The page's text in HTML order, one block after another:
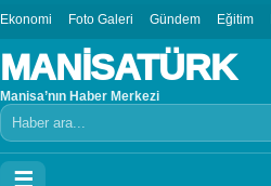
Ekonomi Foto Galeri Gündem Eğitim
MANİSATÜRK
Manisa’nın Haber Merkezi
Arama
☰